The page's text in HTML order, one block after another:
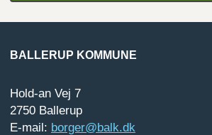
BALLERUP KOMMUNE
Hold-an Vej 7
2750 Ballerup
E-mail: borger@balk.dk